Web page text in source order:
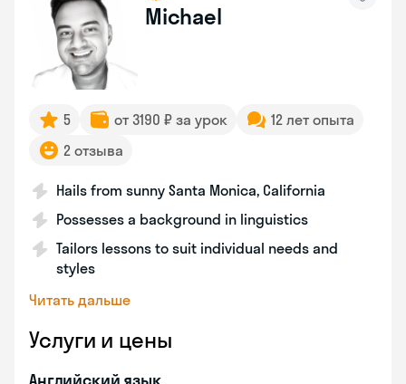
Michael
5 от 3190 ₽ за урок
12 лет опыта
2 отзыва
Hails from sunny Santa Monica, California
Possesses a background in linguistics
Tailors lessons to suit individual needs and
styles
Читать дальше
Услуги и цены